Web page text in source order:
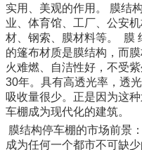
实用、美观的作用。 膜结
业、体育馆、工厂、 公安机
材、钢索、膜材料等。
膜
的篷布材质是膜结构，而
火难燃、自洁性好，不受
30年。具有高透光率，透
吸收量很少。正是因为这
车棚成为现代化的建筑。
膜结构停车棚的市场前景
成为任何一个都市不可缺